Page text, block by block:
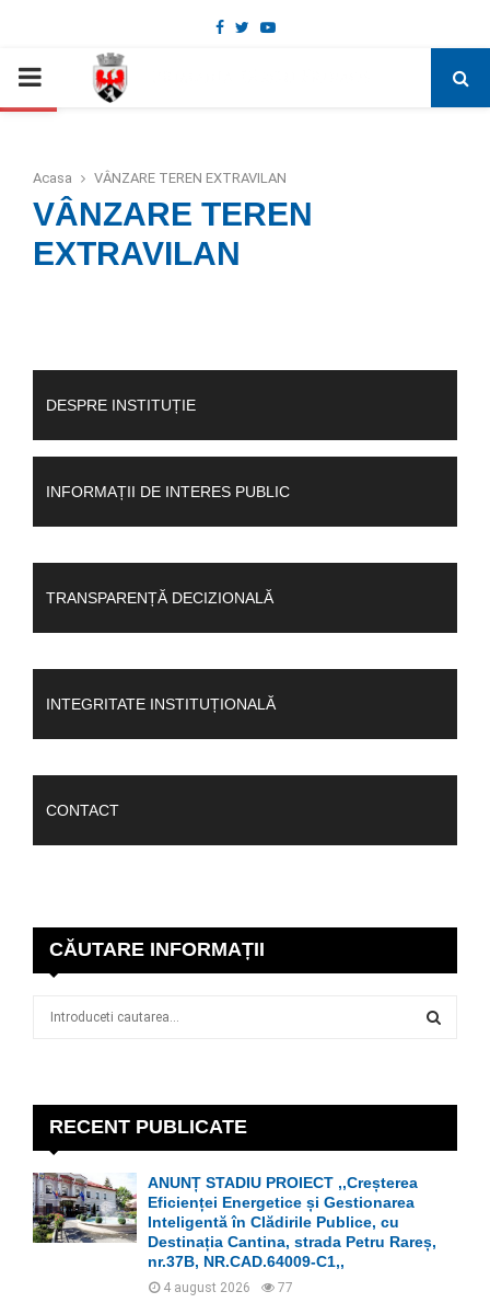
Deschide bara de unelte
Facebook
TwitterYoutube
PRIMARY
Acasa VÂNZARE TEREN EXTRAVILAN
VÂNZARE TEREN
EXTRAVILAN
DESPRE INSTITUȚIE
INFORMAȚII DE INTERES PUBLIC
TRANSPARENȚĂ DECIZIONALĂ
INTEGRITATE INSTITUȚIONALĂ
CONTACT
CĂUTARE INFORMAȚII
r
:
E
A
C
RECENT PUBLICATE
ANUNȚ STADIU PROIECT ,,Creșterea
Eficienței Energetice și Gestionarea
Inteligentă în Clădirile Publice, cu
Destinația Cantina, strada Petru Rareș,
nr.37B, NR.CAD.64009-C1,,
4 august 2026 77